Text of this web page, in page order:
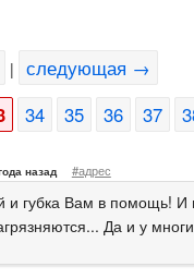
| следующая →
34 35 36 37
назад #адрес
и губка Вам в помощь! И
Да и у